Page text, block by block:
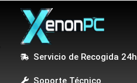
Servicio de Recogida 24h
Soporte Técnico